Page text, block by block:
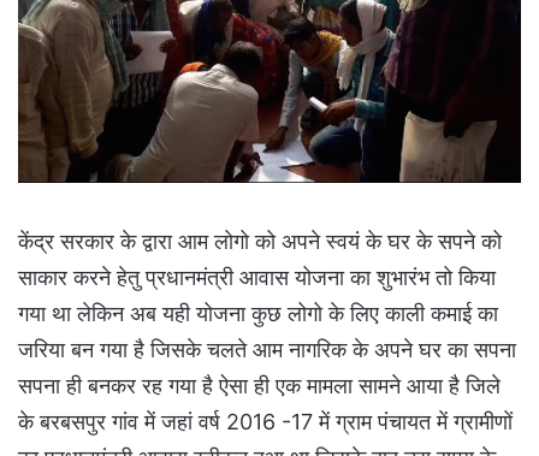
केंद्र सरकार के द्वारा आम लोगो को अपने स्वयं के घर के सपने को
साकार करने हेतु प्रधानमंत्री आवास योजना का शुभारंभ तो किया
गया था लेकिन अब यही योजना कुछ लोगो के लिए काली कमाई का
जरिया बन गया है जिसके चलते आम नागरिक के अपने घर का सपना
सपना ही बनकर रह गया है ऐसा ही एक मामला सामने आया है जिले
के बरबसपुर गांव में जहां वर्ष 2016 -17 में ग्राम पंचायत में ग्रामीणों